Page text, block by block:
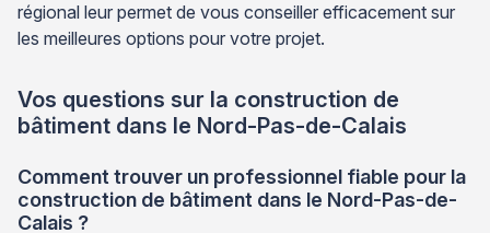
régional leur permet de vous conseiller efficacement sur
les meilleures options pour votre projet.
Vos questions sur la construction de
bâtiment dans le Nord-Pas-de-Calais
Comment trouver un professionnel fiable pour la
construction de bâtiment dans le Nord-Pas-de-
Calais ?